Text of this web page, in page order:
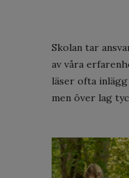
Skolan tar
av våra
läser ofta
men över lag